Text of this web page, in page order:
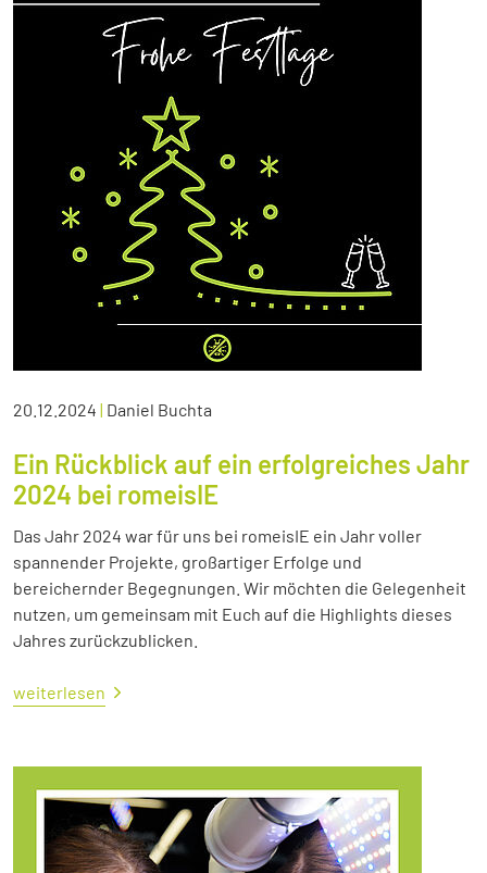
20.12.2024 | Daniel Buchta
Ein Rückblick auf ein erfolgreiches Jahr
2024 bei romeisIE
Das Jahr 2024 war für uns bei romeisIE ein Jahr voller
spannender Projekte, großartiger Erfolge und
bereichernder Begegnungen. Wir möchten die Gelegenheit
nutzen, um gemeinsam mit Euch auf die Highlights dieses
Jahres zurückzublicken.
weiterlesen